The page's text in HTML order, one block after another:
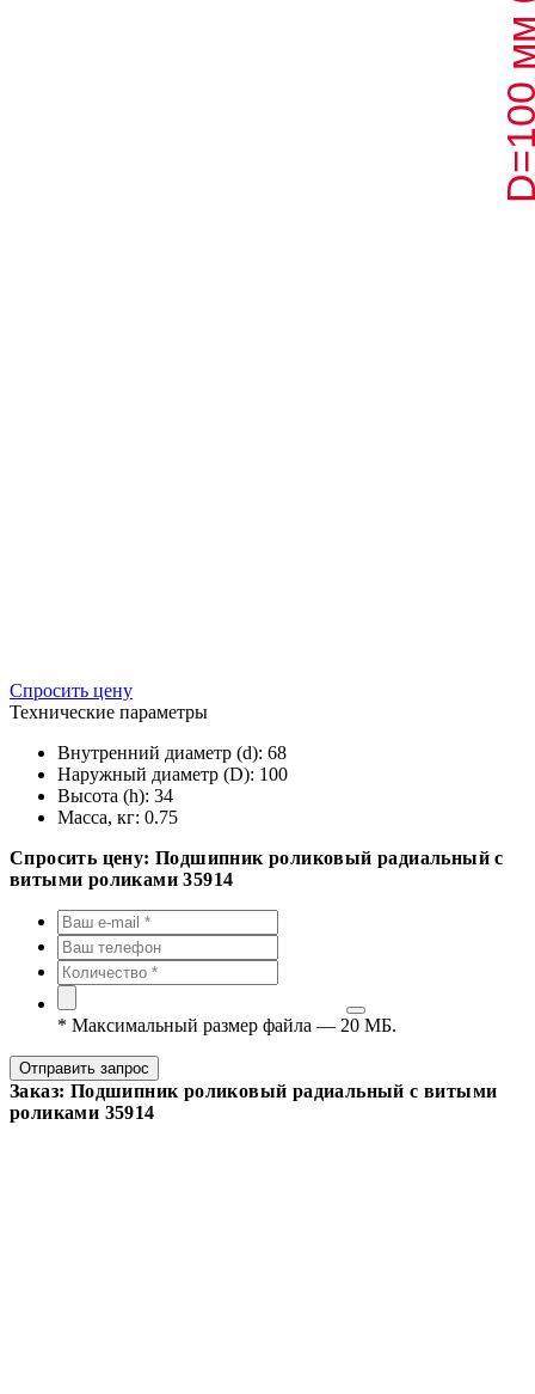
Спросить цену
Технические параметры
Внутренний диаметр (d): 68
Наружный диаметр (D): 100
Высота (h): 34
Масса, кг: 0.75
Спросить цену: Подшипник роликовый радиальный с
витыми роликами 35914
* Максимальный размер файла — 20 МБ.
Отправить запрос
Заказ: Подшипник роликовый радиальный с витыми
роликами 35914